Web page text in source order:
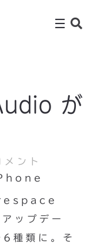
が
ント
プデー
6種類に。そ